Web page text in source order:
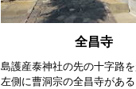
全昌寺
島護産泰神社の先の十字路
左側に曹洞宗の全昌寺があ